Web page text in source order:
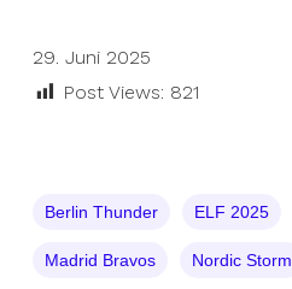
29. Juni 2025
Post Views: 821
Berlin Thunder ELF 2025
Madrid Bravos Nordic Storm